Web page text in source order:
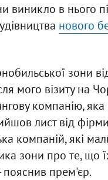
виникло в нього
нового
зони
мого візиту на
компанію, яка
лист від
компаній, які
зони про те, що
пояснив прем'єр.